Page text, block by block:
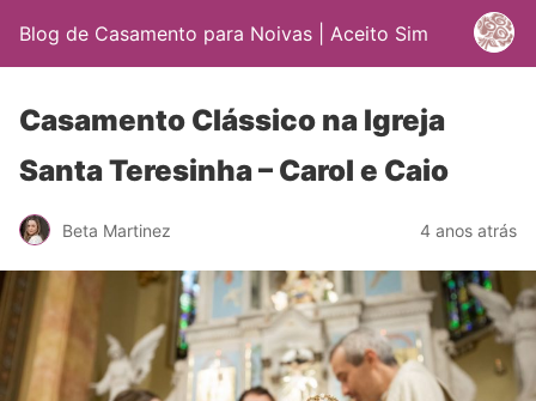
Blog de Casamento para Noivas | Aceito Sim
Casamento Clássico na Igreja
Santa Teresinha – Carol e Caio
Beta Martinez 4 anos atrás